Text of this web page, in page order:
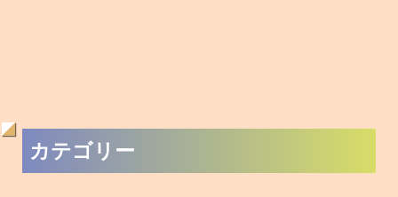
カテゴリー
去